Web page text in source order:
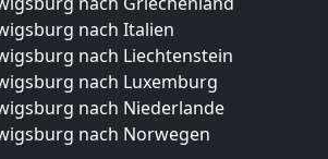
nach Italien
nach Liechtenstein
nach Luxemburg
nach Niederlande
nach Norwegen